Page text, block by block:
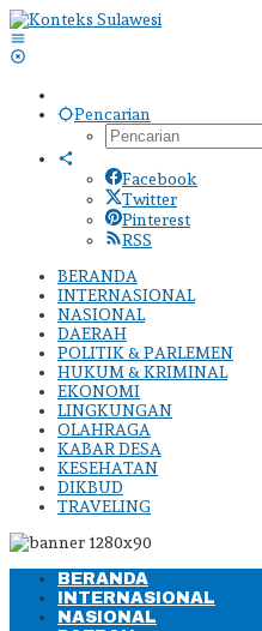
Lewati
ke
konten
Pencarian
Facebook
Twitter
Pinterest
RSS
BERANDA
INTERNASIONAL
NASIONAL
DAERAH
POLITIK & PARLEMEN
HUKUM & KRIMINAL
EKONOMI
LINGKUNGAN
OLAHRAGA
KABAR DESA
KESEHATAN
DIKBUD
TRAVELING
BERANDA
INTERNASIONAL
NASIONAL